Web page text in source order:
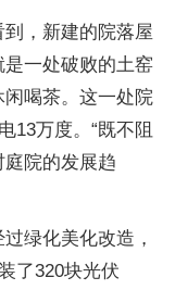
，新建的院落屋
一处破败的土窑
喝茶。这一处院
13万度。“既不阻
院的发展趋
绿化美化改造，
了320块光伏